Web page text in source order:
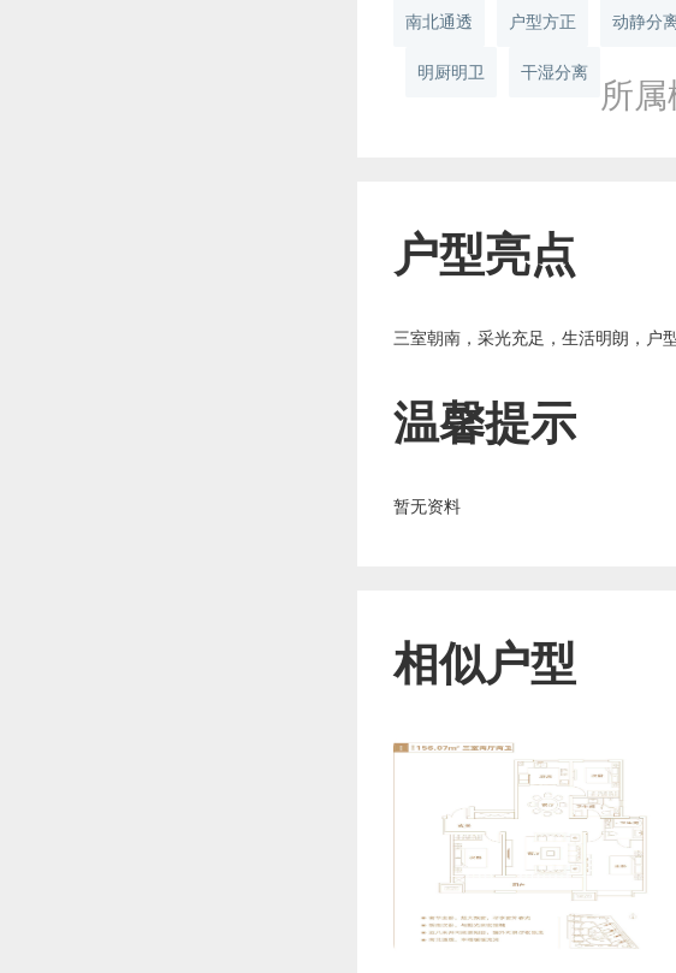
南北通透 户型方正 动静分
明厨明卫 干湿分离
所
户型亮点
三室朝南，采光充足，生活明朗，户
温馨提示
暂无资料
相似户型